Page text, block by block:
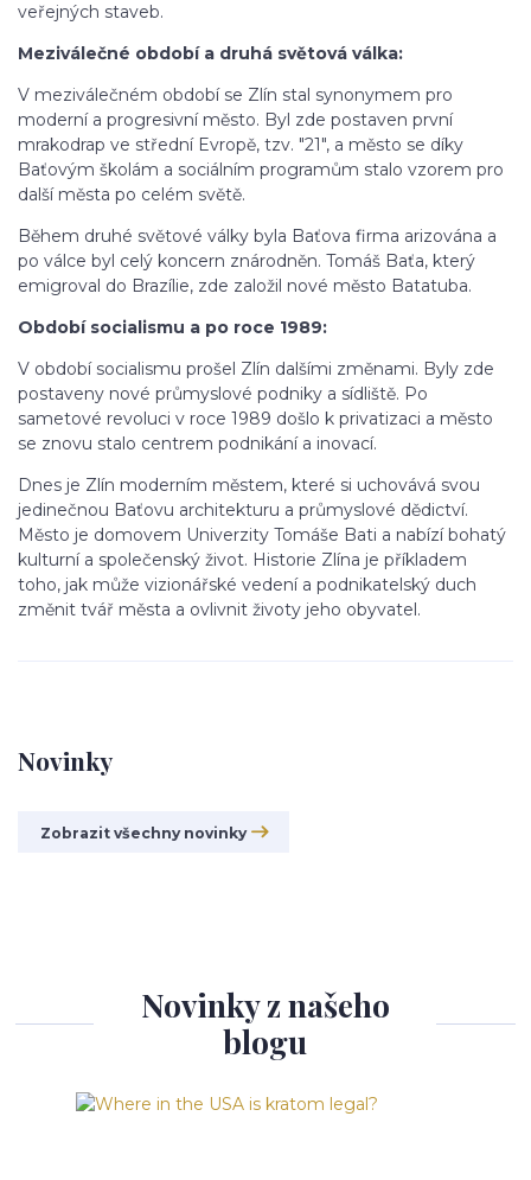
Novinky
Zobrazit všechny novinky
veřejných staveb.
Meziválečné období a druhá světová válka:
V meziválečném období se Zlín stal synonymem pro
moderní a progresivní město. Byl zde postaven první
mrakodrap ve střední Evropě, tzv. "21", a město se díky
Baťovým školám a sociálním programům stalo vzorem pro
další města po celém světě.
Během druhé světové války byla Baťova firma arizována a
po válce byl celý koncern znárodněn. Tomáš Baťa, který
emigroval do Brazílie, zde založil nové město Batatuba.
Období socialismu a po roce 1989:
V období socialismu prošel Zlín dalšími změnami. Byly zde
postaveny nové průmyslové podniky a sídliště. Po
sametové revoluci v roce 1989 došlo k privatizaci a město
se znovu stalo centrem podnikání a inovací.
Dnes je Zlín moderním městem, které si uchovává svou
jedinečnou Baťovu architekturu a průmyslové dědictví.
Město je domovem Univerzity Tomáše Bati a nabízí bohatý
kulturní a společenský život. Historie Zlína je příkladem
toho, jak může vizionářské vedení a podnikatelský duch
změnit tvář města a ovlivnit životy jeho obyvatel.
Novinky z našeho
blogu